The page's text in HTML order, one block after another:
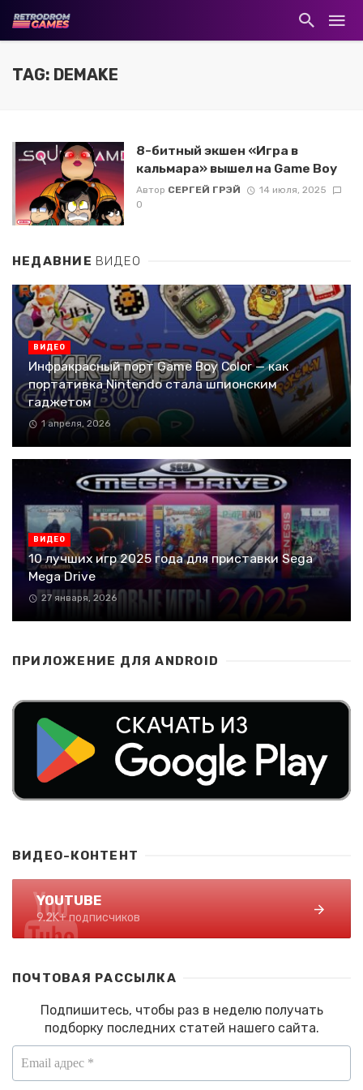
TAG: DEMAKE
8-битный экшен «Игра в
кальмара» вышел на Game Boy
Автор СЕРГЕЙ ГРЭЙ
14 июля, 2025
0
НЕДАВНИЕ ВИДЕО
ВИДЕО
Инфракрасный порт Game Boy Color — как
портативка Nintendo стала шпионским
гаджетом
1 апреля, 2026
ВИДЕО
10 лучших игр 2025 года для приставки Sega
Mega Drive
27 января, 2026
ПРИЛОЖЕНИЕ ДЛЯ ANDROID
ВИДЕО-КОНТЕНТ
YOUTUBE
9.2K+ подписчиков
ПОЧТОВАЯ РАССЫЛКА
Подпишитесь, чтобы раз в неделю получать
подборку последних статей нашего сайта.